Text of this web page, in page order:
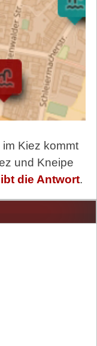
Kiez kommt
und Kneipe
die Antwort.